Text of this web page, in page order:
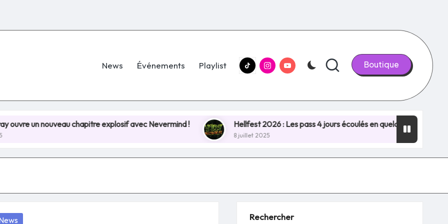
News
Événements Playlist tiktok.comInstagram.com
youtube.com Boutique
nouveau chapitre explosif avec Nevermind ! Hellfest 2026 : Les pass 4 jours écoulés en quelques minutes, NOUVEAU
8 juillet 2025
Rechercher